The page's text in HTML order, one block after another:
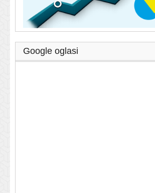
Google oglasi